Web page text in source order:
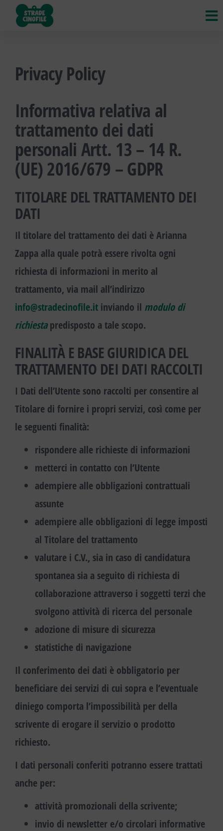
ANIMALI
Privacy Policy
Informativa relativa al
trattamento dei dati
personali Artt. 13 – 14 R.
(UE) 2016/679 – GDPR
TITOLARE DEL TRATTAMENTO DEI
DATI
Il titolare del trattamento dei dati è Arianna
Zappa alla quale potrà essere rivolta ogni
richiesta di informazioni in merito al
trattamento, via mail all’indirizzo
info@stradecinofile.it inviando il modulo di
richiestapredisposto a tale scopo.
FINALITÀ E BASE GIURIDICA DEL
TRATTAMENTO DEI DATI RACCOLTI
I Dati dell’Utente sono raccolti per consentire al
Titolare di fornire i propri servizi, così come per
le seguenti finalità:
rispondere alle richieste di informazioni
metterci in contatto con l’Utente
adempiere alle obbligazioni contrattuali
assunte
adempiere alle obbligazioni di legge imposti
al Titolare del trattamento
valutare i C.V., sia in caso di candidatura
spontanea sia a seguito di richiesta di
collaborazione attraverso i soggetti terzi che
svolgono attività di ricerca del personale
adozione di misure di sicurezza
statistiche di navigazione
Il conferimento dei dati è obbligatorio per
beneficiare dei servizi di cui sopra e l’eventuale
diniego comporta l’impossibilità per della
scrivente di erogare il servizio o prodotto
richiesto.
I dati personali conferiti potranno essere trattati
anche per:
attività promozionali della scrivente;
invio di newsletter e/o circolari informative